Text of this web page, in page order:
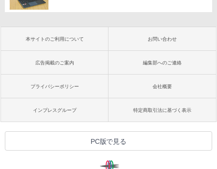
本サイトのご利用について お問い合わせ
広告掲載のご案内 編集部へのご連絡
プライバシーポリシー 会社概要
インプレスグループ 特定商取引法に基づく表示
PC版で見る